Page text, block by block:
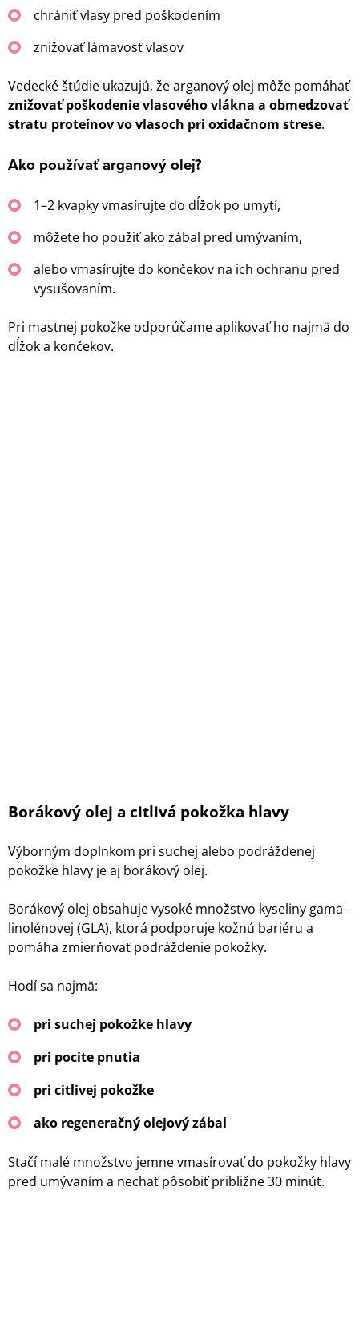
chrániť vlasy pred poškodením
znižovať lámavosť vlasov
Vedecké štúdie ukazujú, že arganový olej môže pomáhať
znižovať poškodenie vlasového vlákna a obmedzovať
stratu proteínov vo vlasoch pri oxidačnom strese.
Ako používať arganový olej?
1–2 kvapky vmasírujte do dĺžok po umytí,
môžete ho použiť ako zábal pred umývaním,
alebo vmasírujte do končekov na ich ochranu pred
vysušovaním.
Pri mastnej pokožke odporúčame aplikovať ho najmä do
dĺžok a končekov.
Borákový olej a citlivá pokožka hlavy
Výborným doplnkom pri suchej alebo podráždenej
pokožke hlavy je aj borákový olej.
Borákový olej obsahuje vysoké množstvo kyseliny gama-
linolénovej (GLA), ktorá podporuje kožnú bariéru a
pomáha zmierňovať podráždenie pokožky.
Hodí sa najmä:
pri suchej pokožke hlavy
pri pocite pnutia
pri citlivej pokožke
ako regeneračný olejový zábal
Stačí malé množstvo jemne vmasírovať do pokožky hlavy
pred umývaním a nechať pôsobiť približne 30 minút.